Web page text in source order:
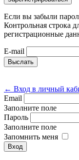
Если вы забыли
Контрольная строка
регистрационные
E-mail
← Вход в личный
Email
Заполните поле
Пароль
Заполните поле
Запомнить меня